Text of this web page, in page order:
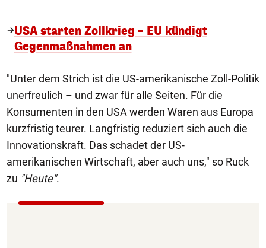
USA starten Zollkrieg – EU kündigt
Gegenmaßnahmen an
"Unter dem Strich ist die US-amerikanische Zoll-Politik
unerfreulich – und zwar für alle Seiten. Für die
Konsumenten in den USA werden Waren aus Europa
kurzfristig teurer. Langfristig reduziert sich auch die
Innovationskraft. Das schadet der US-
amerikanischen Wirtschaft, aber auch uns," so Ruck
zu "Heute".